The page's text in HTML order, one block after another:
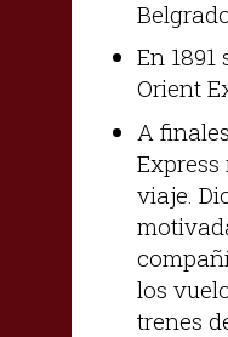
En
Orient
A
viaje.
los
trenes